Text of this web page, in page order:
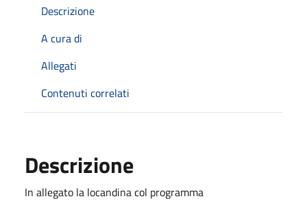
Descrizione
A cura di
Allegati
Contenuti correlati
Descrizione
In allegato la locandina col programma